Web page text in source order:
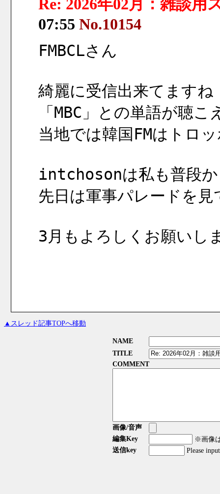
Re: 2026年02月：雑談用
07:55 No.10154
FMBCLさん
綺麗に受信出来てます
「MBC」との単語が聴
当地では韓国FMはトロ
intchosonは私も普段か
先日は軍事パレードを見
3月もよろしくお願いし
▲スレッド記事TOPへ移動
NAME
TITLE
COMMENT
画像/音声
編集Key
※画像
送信key
Please